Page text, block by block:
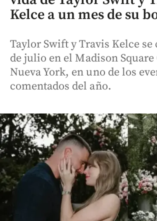
Kelce a un mes de su
Taylor Swift y Travis Kelce se
de julio en el Madison Square
Nueva York, en uno de los
comentados del año.